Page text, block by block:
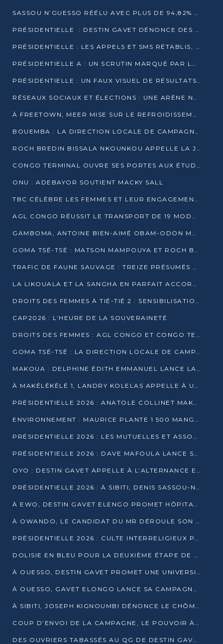
SASSOU N’GUESSO RÉÉLU AVEC PLUS DE 94,82% DES VOIX
PRÉSIDENTIELLE : DESTIN GAVET DÉNONCE DES IRRÉGULARITÉS ET REVENDIQUE LA VICTOIRE
PRÉSIDENTIELLE : LES APPELS ET SMS RÉTABLIS, INTERNET RESTE BLOQUÉ
PRÉSIDENTIELLE A : UN SCRUTIN MARQUÉ PAR LA COUPURE D’INTERNET ET UNE AFFLUENCE TIMIDE À BRAZZAVILLE
PRÉSIDENTIELLE : UN FAUX VISUEL DE RÉSULTATS CIRCULE
RÉSEAUX SOCIAUX ET ÉLECTIONS : UNE ARÈNE NUMÉRIQUE EN PLEINE MUTATION AU CONGO
À FREETOWN, MEER MISE SUR LE REFROIDISSEMENT PASSIF FACE À LA CHALEUR EXTRÊME
BOUEMBA : LA DIRECTION LOCALE DE CAMPAGNE DE DENIS SASSOU N’GUESSO MULTIPLIE LES ACTIVITÉS DE MOBILISATION
ROCH BREDIN BISSALA NKOUNKOU APPELLE LA JEUNESSE DE GOMA TSÉ-TSÉ À UN VOTE MASSIF POUR DENIS SASSOU NGUESSO
CONGO TERMINAL OUVRE SES PORTES AUX ÉTUDIANTS EN TRANSPORT ET LOGISTIQUE
ONU : ADEBAYOR SOUTIENT MACKY SALL
TBC CÉLÈBRE LES FEMMES ET LEUR ENGAGEMENT À L’OCCASION DU 8 MARS
AGL CONGO RÉUSSIT LE TRANSPORT DE 19 MODULES HORS GABARIT ENTRE POINTE-NOIRE ET BRAZZAVILLE
GAMBOMA, ANTOINE BIEN-AIMÉ OBAM-ODON MOBILISE LES 32 148 ÉLECTEURS EN FAVEUR DE DENIS SASSOU NGUESSO
GOMA TSÉ-TSÉ : MATSON MAMPOUYA ET ROCH BREDIN BISSALA NKOUNKOU EN CAMPAGNE DE PROXIMITÉ
TRAFIC DE FAUNE SAUVAGE : TREIZE PRÉSUMÉS TRAFIQUANTS INTERPELLÉS AU CONGO EN 2025
LA LIKOUALA ET LA SANGHA EN PARFAIT ACCORD AVEC LE PROJET DE SOCIÉTÉ DU CANDIDAT DENIS SASSOU-N’GUESSO
DROITS DES FEMMES À TIÉ-TIÉ 2 : SENSIBILISATION ET PÉDAGOGIE SUR LE DROIT DE VOTE
CAP2026 : L’HEURE DE LA SOUVERAINETÉ
DROITS DES FEMMES : AGL CONGO ET CONGO TERMINAL METTENT EN AVANT LE LEADERSHIP FÉMININ
GOMA TSÉ-TSÉ : LA DIRECTION LOCALE DE CAMPAGNE INTENSIFIE LA SENSIBILISATION DANS LES VILLAGES
MAKOUA : DELPHINE ÉDITH EMMANUEL LANCE LA CAMPAGNE POUR DENIS SASSOU-N’GUESSO
À MAKÉLÉKÉLÉ 1, LANDRY KOLELAS APPELLE À UNE MOBILISATION MASSIVE EN FAVEUR DE DENIS SASSOU-N’GUESSO
PRÉSIDENTIELLE 2026 : ANATOLE COLLINET MAKOSSO DÉFEND LE PROJET DE SOCIÉTÉ DE DENIS SASSOU NGUESSO
ENVIRONNEMENT : MAURICE PLANTE 1 500 MANGROVES POUR HONORER WANGARI MAATHAI
PRÉSIDENTIELLE 2026 : LES MUTUELLES ET ASSOCIATIONS S’IMPLIQUENT DANS LA CAMPAGNE ÉLECTORALE À TIÉ-TIÉ 2 (POINTE-NOIRE)
PRÉSIDENTIELLE 2026 : DAVE MAFOULA LANCE SA « VAGUE DU NOUVEAU DÉPART » À IMPFONDO
OYO : DESTIN GAVET APPELLE À L’ALTERNANCE ET À LA RESPONSABILITÉ DE LA JEUNESSE
PRÉSIDENTIELLE 2026 : À SIBITI, DENIS SASSOU-N’GUESSO PARIE SUR LES RESSOURCES DE LA LEKOUMOU
À EWO, DESTIN GAVET ELENGO PROMET HÔPITAL, CHEMIN DE FER ET AUDIT DES FINANCES PUBLIQUES
À OWANDO, LE CANDIDAT DU MR DÉROULE SON PROGRAMME DE “CHANGEMENT”
PRÉSIDENTIELLE 2026 : CULTE INTERRELIGIEUX POUR LA PAIX À OUENZÉ
DOLISIE EN BLEU POUR LA DEUXIÈME ÉTAPE DE CAMPAGNE DE DSN
À OUESSO, DESTIN GAVET PROMET UNE UNIVERSITÉ POUR LA SANGHA
À OUESSO, GAVET ELONGO LANCE SA CAMPAGNE SOUS LE SIGNE DU RENOUVEAU
À SIBITI, JOSEPH KIGNOUMBI DÉNONCE LE CHÔMAGE ET LES DÉFAILLANCES DE L’ÉTAT
COUP D’ENVOI DE LA CAMPAGNE, LE POUVOIR À POINTE-NOIRE, L’OPPOSITION À OUESSO ET SIBITI
DES OUVRIERS TABASSÉS AU QG DE DESTIN GAVET À 24 HEURES DE L’OUVERTURE DE LA CAMPAGNE